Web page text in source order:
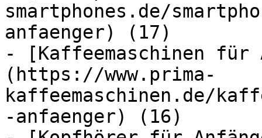
smartphones.de/
anfaenger) (17)
- [Kaffeemaschinen für
(https://www.prima-
kaffeemaschinen.de/
-anfaenger) (16)